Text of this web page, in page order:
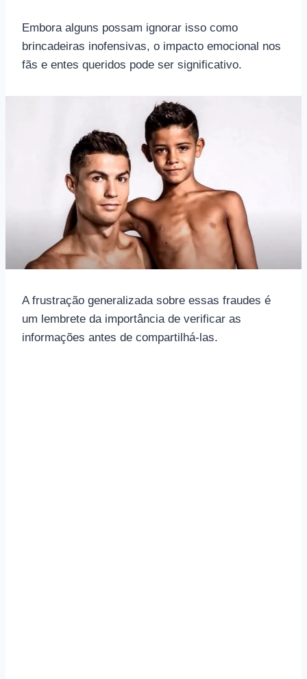
Embora alguns possam ignorar isso como
brincadeiras inofensivas, o impacto emocional nos
fãs e entes queridos pode ser significativo.
A frustração generalizada sobre essas fraudes é
um lembrete da importância de verificar as
informações antes de compartilhá-las.